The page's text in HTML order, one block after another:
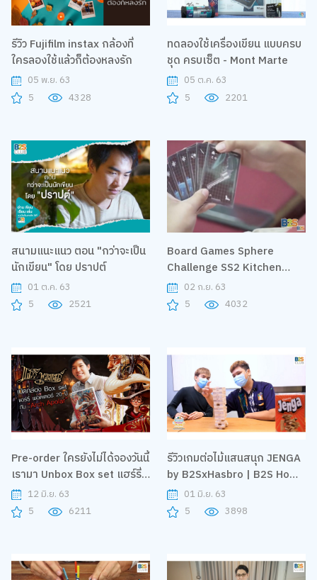
รีวิว Fujifilm instax กล้องที่
ใครลองใช้แล้วก็ต้องหลงรัก
05 พ.ย. 63
5
4328
ทดลองใช้เครื่องเขียน แบบครบ
ชุด ครบเซ็ต - Mont Marte
05 ต.ค. 63
5
2201
สนามแนะแนว ตอน "กว่าจะเป็น
นักเขียน" โดย ปราปต์
01 ต.ค. 63
5
2521
Board Games Sphere
Challenge SS2 Kitchen
Rush : ออเดอร์ด่วน ป่วนครัว
เกม
02 ก.ย. 63
5
4032
Pre-order ใครยังไม่ได้จองวันนี้
เรามา Unbox Box set แฮร์รี่
พอตเตอร์ 20 ปี กับ "Arch
Apolar"
12 มิ.ย. 63
5
6211
รีวิวเกมต่อไม้แสนสนุก JENGA
by B2SxHasbro | B2S Home
Sweet Home
01 มิ.ย. 63
5
3898